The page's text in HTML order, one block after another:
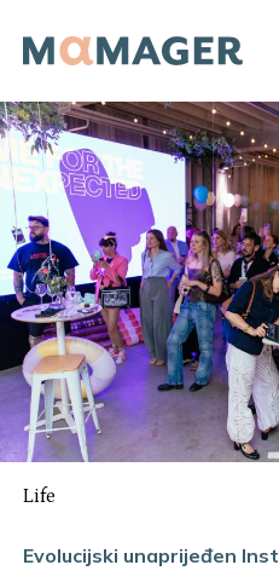
Life
Evolucijski unaprijeđen